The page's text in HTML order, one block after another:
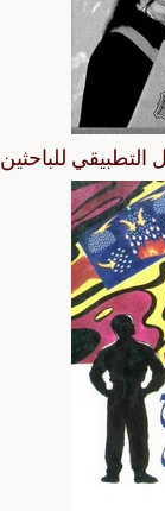
التطبيقي للباحثين